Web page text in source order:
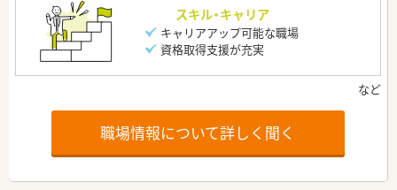
スキル・キャリア
キャリアアップ可能な職場
資格取得支援が充実
職場情報について詳しく聞く